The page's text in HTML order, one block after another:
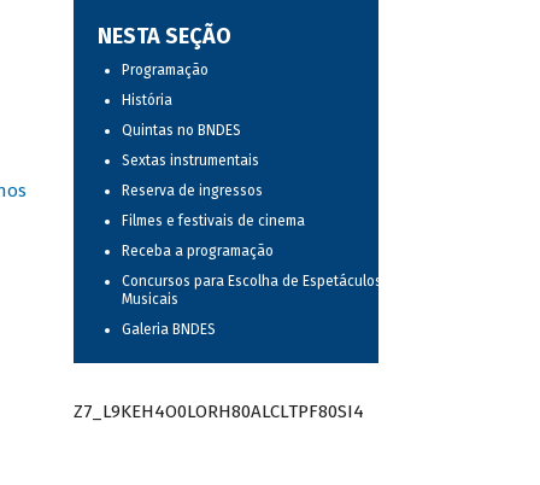
NESTA SEÇÃO
Programação
História
Quintas no BNDES
Sextas instrumentais
Reserva de ingressos
Filmes e festivais de cinema
Receba a programação
Concursos para Escolha de Espetáculos
Musicais
Galeria BNDES
Z7_L9KEH4O0LORH80ALCLTPF80SI4